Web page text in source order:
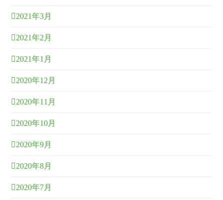
2021年3月
2021年2月
2021年1月
2020年12月
2020年11月
2020年10月
2020年9月
2020年8月
2020年7月